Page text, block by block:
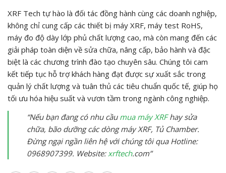
XRF Tech tự hào là đối tác đồng hành cùng các doanh nghiệp,
không chỉ cung cấp các thiết bị máy XRF, máy test RoHS,
máy đo độ dày lớp phủ chất lượng cao, mà còn mang đến các
giải pháp toàn diện về sửa chữa, nâng cấp, bảo hành và đặc
biệt là các chương trình đào tạo chuyên sâu. Chúng tôi cam
kết tiếp tục hỗ trợ khách hàng đạt được sự xuất sắc trong
quản lý chất lượng và tuân thủ các tiêu chuẩn quốc tế, giúp họ
tối ưu hóa hiệu suất và vươn tầm trong ngành công nghiệp.
“Nếu bạn đang có nhu cầu mua máy XRFhay sửa
chữa, bão dưỡng các dòng máy XRF, Tủ Chamber.
Đừng ngại ngần liên hệ với chúng tôi qua Hotline:
0968907399. Website: xrftech.com”